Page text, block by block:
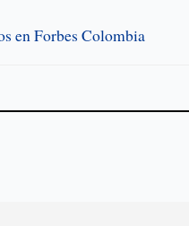
en Forbes Colombia